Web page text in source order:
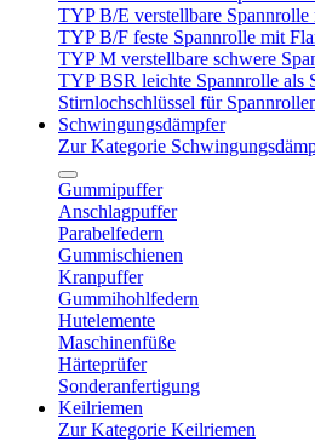
TYP B/E verstellbare
TYP B/F feste Spannrolle mit
TYP M verstellbare schwere
TYP BSR leichte Spannrolle als
Stirnlochschlüssel für
Schwingungsdämpfer
Zur Kategorie
Gummipuffer
Anschlagpuffer
Parabelfedern
Gummischienen
Kranpuffer
Gummihohlfedern
Hutelemente
Maschinenfüße
Härteprüfer
Sonderanfertigung
Keilriemen
Zur Kategorie Keilriemen